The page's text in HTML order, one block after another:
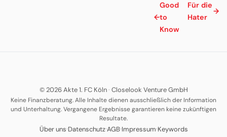
←
Good
to
Know
Für die
Hater
→
© 2026 Akte 1. FC Köln· Closelook Venture GmbH
Keine Finanzberatung. Alle Inhalte dienen ausschließlich der Information
und Unterhaltung. Vergangene Ergebnisse garantieren keine zukünftigen
Resultate.
Über uns·Datenschutz·AGB·Impressum·Keywords